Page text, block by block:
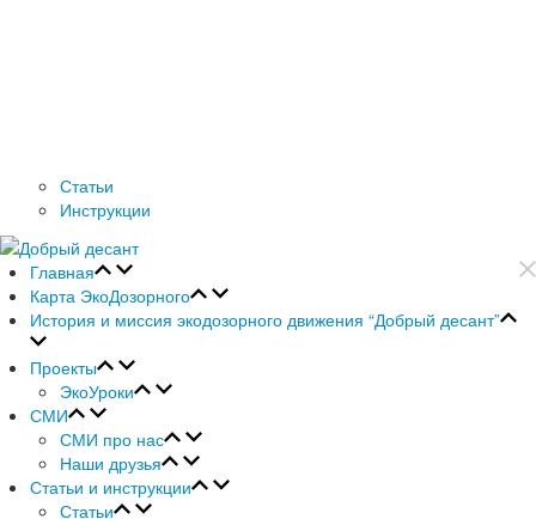
Статьи
Инструкции
Главная
Карта ЭкоДозорного
История и миссия экодозорного движения “Добрый десант”
Проекты
ЭкоУроки
СМИ
СМИ про нас
Наши друзья
Статьи и инструкции
Статьи